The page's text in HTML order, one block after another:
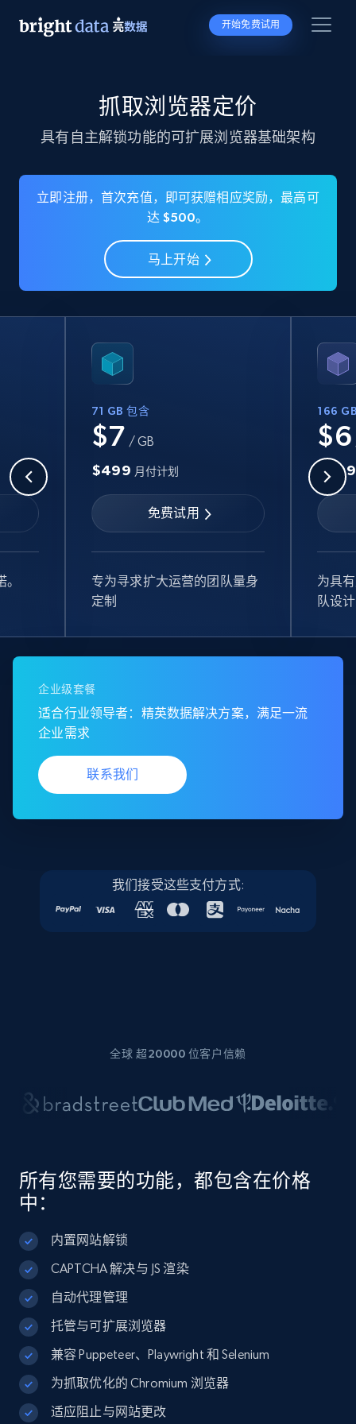
开始免费试用
抓取浏览器定价
具有自主解锁功能的可扩展浏览器基础架构
立即注册，首次充值，即可获赠相应奖励，最高可
达 $500。
马上开始
71 GB 包含
$7 / GB
$499 月付计划
免费试用
专为寻求扩大运营的团队量身
定制
166
$6
为具
队设计
企业级套餐
适合行业领导者：精英数据解决方案，满足一流
企业需求
联系我们
我们接受这些支付方式:
全球 超20000 位客户信赖
所有您需要的功能，都包含在价格
中：
内置网站解锁
CAPTCHA 解决与 JS 渲染
自动代理管理
托管与可扩展浏览器
兼容 Puppeteer、Playwright 和 Selenium
为抓取优化的 Chromium 浏览器
适应阻止与网站更改